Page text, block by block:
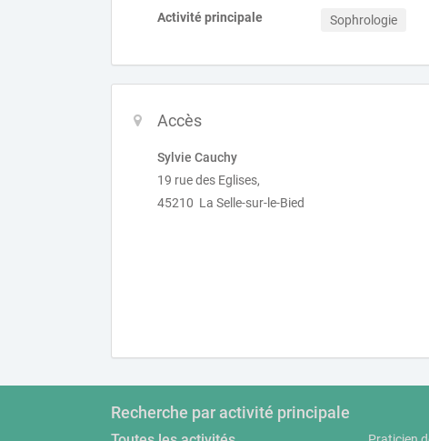
Activité principale Sophrologie
Accès
Sylvie Cauchy
19 rue des Eglises,
45210 La Selle-sur-le-Bied
Recherche par activité principale